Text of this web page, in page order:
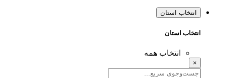
انتخاب استان
انتخاب استان
انتخاب همه
×